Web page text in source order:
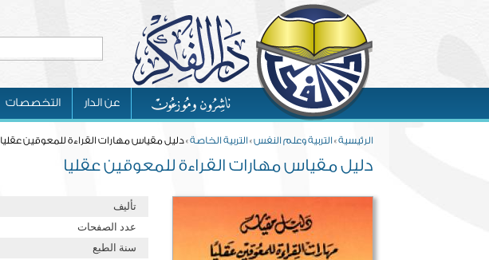
عن الدار التخصصات
الرئيسية» التربية وعلم النفس» التربية الخاصة» دليل مقياس مهارات القراءة للمعوقين عقليا
دليل مقياس مهارات القراءة للمعوقين عقليا
تأليف
عدد الصفحات
سنة الطبع